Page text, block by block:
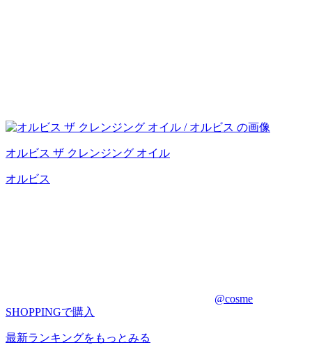
オルビス ザ クレンジング オイル
オルビス
@cosme
SHOPPINGで購入
最新ランキングをもっとみる